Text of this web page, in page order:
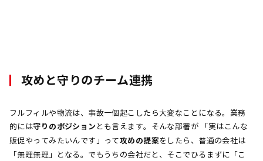
攻めと守りのチーム連携
フルフィルや物流は、事故一個起こしたら大変なことになる。業務
的には守りのポジション とも言えます。そんな部署が 「実はこんな
販促やってみたいんです」って攻めの提案をしたら、普通の会社は
「無理無理」となる。でもうちの会社だと、そこでひるまずに「こ